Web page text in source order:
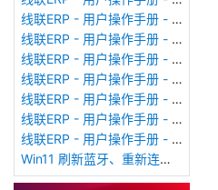
线联ERP - 用户操作手册 - 补卡管理
线联ERP - 用户操作手册 - 考勤设备管理
线联ERP - 用户操作手册 - 考勤参数配置
线联ERP - 用户操作手册 - 考勤设备绑定
线联ERP - 用户操作手册 - 员工档案
线联ERP - 用户操作手册 - 班次管理
线联ERP - 用户操作手册 - 排班管理
Win11 刷新蓝牙、重新连接蓝牙音响